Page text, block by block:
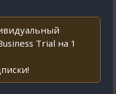
Trial на 1